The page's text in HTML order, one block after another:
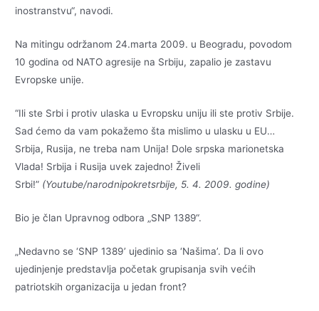
inostranstvu“, navodi.
Na mitingu održanom 24.marta 2009. u Beogradu, povodom
10 godina od NATO agresije na Srbiju, zapalio je zastavu
Evropske unije.
“Ili ste Srbi i protiv ulaska u Evropsku uniju ili ste protiv Srbije.
Sad ćemo da vam pokažemo šta mislimo u ulasku u EU…
Srbija, Rusija, ne treba nam Unija! Dole srpska marionetska
Vlada! Srbija i Rusija uvek zajedno! Živeli
Srbi!” (Youtube/narodnipokretsrbije, 5. 4. 2009. godine)
Bio je član Upravnog odbora „SNP 1389“.
„Nedavno se ‘SNP 1389’ ujedinio sa ‘Našima’. Da li ovo
ujedinjenje predstavlja početak grupisanja svih većih
patriotskih organizacija u jedan front?